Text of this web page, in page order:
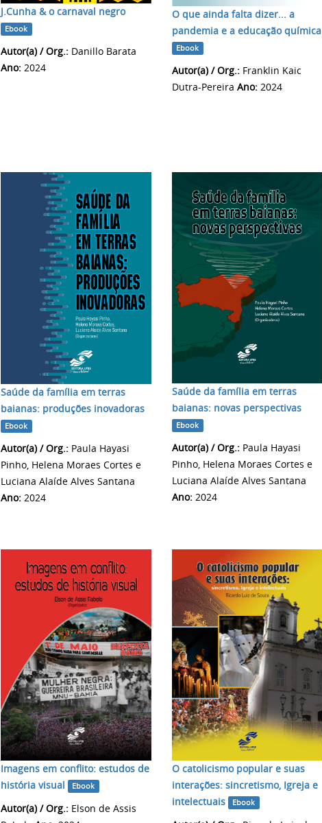
J.Cunha & o carnaval negro
Ebook
Autor(a) / Org.: Danillo Barata
Ano: 2024
O que ainda falta dizer... a
pandemia e a educação química
Ebook
Autor(a) / Org.: Franklin Kaic
Dutra-Pereira Ano: 2024
Saúde da família em terras
baianas: produções inovadoras
Ebook
Autor(a) / Org.: Paula Hayasi
Pinho, Helena Moraes Cortes e
Luciana Alaíde Alves Santana
Ano: 2024
Saúde da família em terras
baianas: novas perspectivas
Ebook
Autor(a) / Org.: Paula Hayasi
Pinho, Helena Moraes Cortes e
Luciana Alaíde Alves Santana
Ano: 2024
Imagens em conflito: estudos de
história visual
Ebook
Autor(a) / Org.: Elson de Assis
O catolicismo popular e suas
interações: sincretismo, Igreja e
intelectuais
Ebook